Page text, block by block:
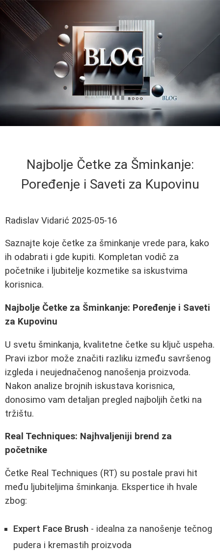
Najbolje Četke za Šminkanje:
Poređenje i Saveti za Kupovinu
Radislav Vidarić 2025-05-16
Saznajte koje četke za šminkanje vrede para, kako
ih odabrati i gde kupiti. Kompletan vodič za
početnike i ljubitelje kozmetike sa iskustvima
korisnica.
Najbolje Četke za Šminkanje: Poređenje i Saveti
za Kupovinu
U svetu šminkanja, kvalitetne četke su ključ uspeha.
Pravi izbor može značiti razliku između savršenog
izgleda i neujednačenog nanošenja proizvoda.
Nakon analize brojnih iskustava korisnica,
donosimo vam detaljan pregled najboljih četki na
tržištu.
Real Techniques: Najhvaljeniji brend za
početnike
Četke Real Techniques (RT) su postale pravi hit
među ljubiteljima šminkanja. Ekspertice ih hvale
zbog:
Expert Face Brush - idealna za nanošenje tečnog
pudera i kremastih proizvoda